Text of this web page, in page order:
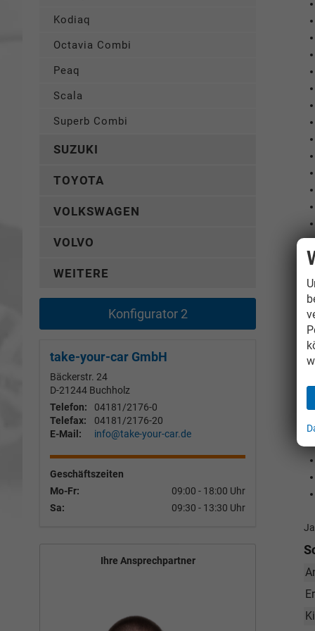
Kodiaq
Octavia Combi
Peaq
Scala
Superb Combi
SUZUKI
TOYOTA
VOLKSWAGEN
VOLVO
WEITERE
Konfigurator 2
take-your-car GmbH
Bäckerstr. 24
D-21244 Buchholz
Telefon:
04181/2176-0
Telefax:
04181/2176-20
E-Mail:
info@take-your-car.de
Geschäftszeiten
Mo-Fr:
09:00 - 18:00 Uhr
Sa:
09:30 - 13:30 Uhr
Ihre Ansprechpartner